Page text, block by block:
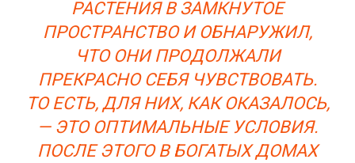
РАСТЕНИЯ В ЗАМКНУТОЕ
ПРОСТРАНСТВО И ОБНАРУЖИЛ,
ЧТО ОНИ ПРОДОЛЖАЛИ
ПРЕКРАСНО СЕБЯ ЧУВСТВОВАТЬ.
ТО ЕСТЬ, ДЛЯ НИХ, КАК ОКАЗАЛОСЬ,
— ЭТО ОПТИМАЛЬНЫЕ УСЛОВИЯ.
ПОСЛЕ ЭТОГО В БОГАТЫХ ДОМАХ